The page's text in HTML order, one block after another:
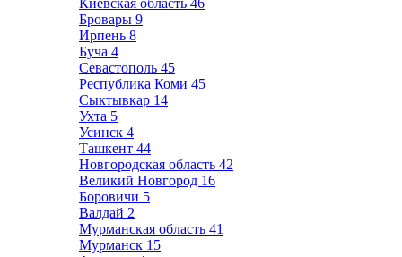
Киевская область 46
Бровары 9
Ирпень 8
Буча 4
Севастополь 45
Республика Коми 45
Сыктывкар 14
Ухта 5
Усинск 4
Ташкент 44
Новгородская область 42
Великий Новгород 16
Боровичи 5
Валдай 2
Мурманская область 41
Мурманск 15